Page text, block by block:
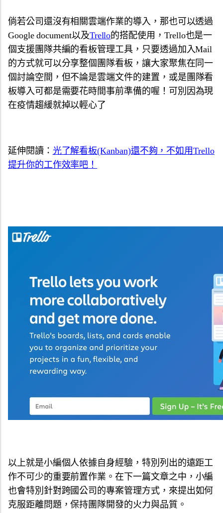
倘若公司還沒有相關雲端作業的導入，那也可以透過
Google document以及Trello的搭配使用， Trello也是一
個支援團隊共編的看板管理工具， 只要透過加入Mail
的方式就可以分享整個團隊看板， 讓大家聚焦在同一
個討論空間，但不論是雲端文件的建置， 或是團隊看
板導入可都是需要花時間事前準備的喔！ 可別因為現
在疫情趨緩就掉以輕心了
延伸閱讀： 光了解看板(Kanban)還不夠，不如用Trello
提升你的工作效率吧！
以上就是小編個人依據自身經驗， 特別列出的遠距工
作不可少的重要前置作業。在下一篇文章之中， 小編
也會特別針對跨國公司的專案管理方式， 來提出如何
克服距離問題，保持團隊開發的火力與品質。